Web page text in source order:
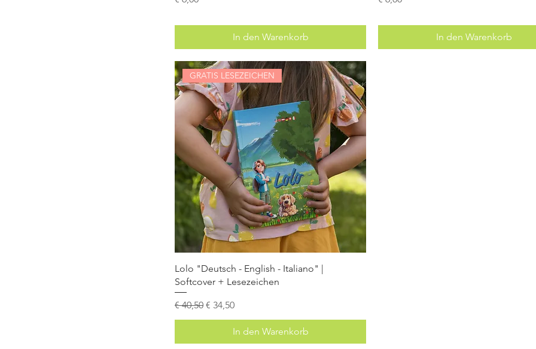
In den Warenkorb In den Warenkorb
GRATIS LESEZEICHEN
Lolo "Deutsch - English - Italiano" |
Softcover + Lesezeichen
Standardpreis
€ 40,50 Sale-Preis
€ 34,50
In den Warenkorb